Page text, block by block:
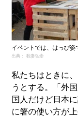
イベントでは、はっぴ姿
出典： 我妻弘崇
私たちはときに
うとする。「外
国人だけど日本
に箸の使い方が